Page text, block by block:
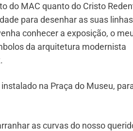
do MAC quanto do Cristo
para desenhar as suas
conhecer a exposição, o
da arquitetura modernista
na Praça do Museu,
as curvas do nosso